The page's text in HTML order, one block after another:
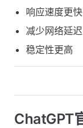
响应速度更快
减少网络延迟
稳定性更高
ChatGPT